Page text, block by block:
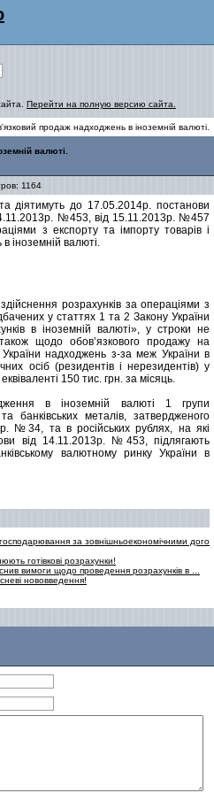
Перейти на полную версию сайта.
продаж надходжень в іноземній валюті.
валюті.
1164
діятимуть до 17.05.2014р. постанови
№453, від 15.11.2013р. №457
з експорту та імпорту товарів і
іноземній валюті.
розрахунків за операціями з
у статтях 1 та 2 Закону України
в іноземній валюті», у строки не
щодо обов’язкового продажу на
надходжень з-за меж України в
осіб (резидентів і нерезидентів) у
150 тис. грн. за місяць.
в іноземній валюті 1 групи
банківських металів, затвердженого
№34, та в російських рублях, на які
від 14.11.2013р. №453, підлягають
валютному ринку України в
за зовнішньоекономічними дого
готівкові розрахунки!
вимоги щодо проведення розрахунків в ...
нововведення!